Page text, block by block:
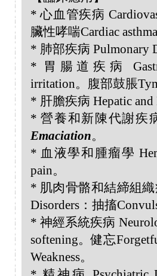
* 心血管疾病
臟性哮喘Cardiac
* 肺部疾病 Pulmonary
* 胃腸道疾病
irritation。腹部鼓脹
* 肝膽疾病 Hepatic
* 營養和新陳代謝疾
Emaciation。
* 血液學和腫瘤學
pain。
* 肌肉骨骼和結締組織
Disorders：抽搐
* 神經系統疾病
softening。健忘
Weakness。